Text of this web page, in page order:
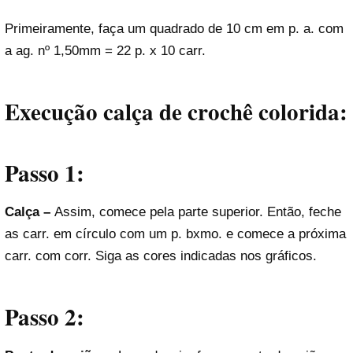
Primeiramente, faça um quadrado de 10 cm em p. a. com
a ag. nº 1,50mm = 22 p. x 10 carr.
Execuçãocalça de crochê colorida:
Passo 1:
Calça – Assim, comece pela parte superior. Então, feche
as carr. em círculo com um p. bxmo. e comece a próxima
carr. com corr. Siga as cores indicadas nos gráficos.
Passo 2: